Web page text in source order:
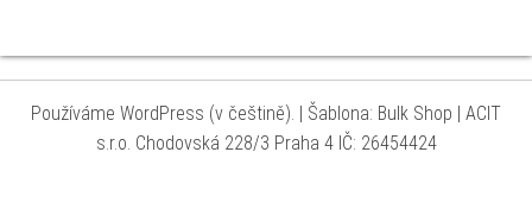
Používáme WordPress (v češtině). | Šablona: Bulk Shop | ACIT
s.r.o. Chodovská 228/3 Praha 4 IČ: 26454424